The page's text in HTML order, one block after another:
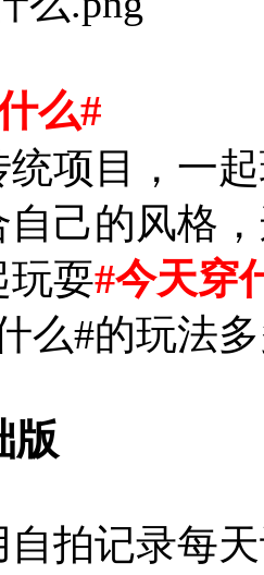
么#
统项目，一
己的风格
玩耍#今天穿
么#的玩法
版
拍记录每